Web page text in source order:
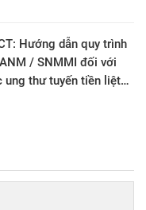
Hướng dẫn quy trình
/ SNMMI đối với
ung thư tuyến tiền liệt